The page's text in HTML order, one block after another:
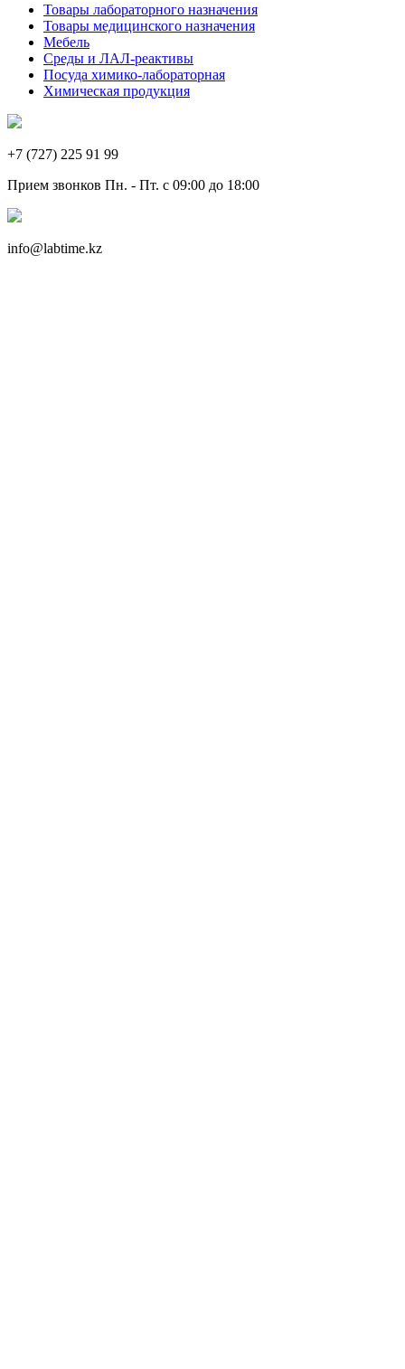
Товары лабораторного назначения
Товары медицинского назначения
Мебель
Среды и ЛАЛ-реактивы
Посуда химико-лабораторная
Химическая продукция
+7 (727) 225 91 99
Прием звонков Пн. - Пт. с 09:00 до 18:00
info@labtime.kz